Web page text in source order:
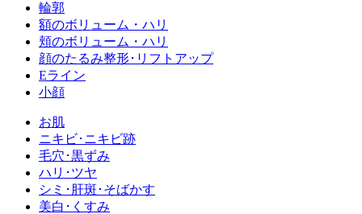
輪郭
額のボリューム・ハリ
頬のボリューム・ハリ
顔のたるみ整形･リフトアップ
Eライン
小顔
お肌
ニキビ･ニキビ跡
毛穴･黒ずみ
ハリ･ツヤ
シミ･肝斑･そばかす
美白･くすみ